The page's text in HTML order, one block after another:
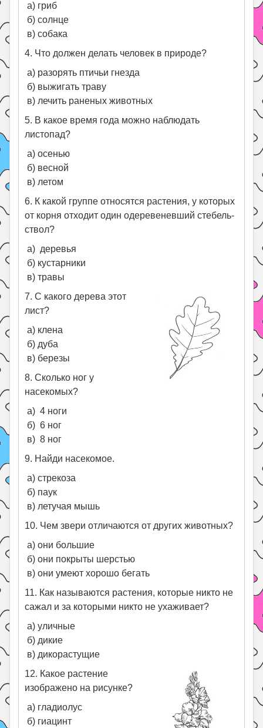
а) гриб
б) солнце
в) собака
4. Что должен делать человек в природе?
а) разорять птичьи гнезда
б) выжигать траву
в) лечить раненых животных
5. В какое время года можно наблюдать
листопад?
а) осенью
б) весной
в) летом
6. К какой группе относятся растения, у которых
от корня отходит один одеревеневший стебель-
ствол?
а) деревья
б) кустарники
в) травы
7. С какого дерева этот
лист?
а) клена
б) дуба
в) березы
8. Сколько ног у
насекомых?
а) 4 ноги
б) 6 ног
в) 8 ног
9. Найди насекомое.
а) стрекоза
б) паук
в) летучая мышь
10. Чем звери отличаются от других животных?
а) они большие
б) они покрыты шерстью
в) они умеют хорошо бегать
11. Как называются растения, которые никто не
сажал и за которыми никто не ухаживает?
а) уличные
б) дикие
в) дикорастущие
12. Какое растение
изображено на рисунке?
а) гладиолус
б) гиацинт